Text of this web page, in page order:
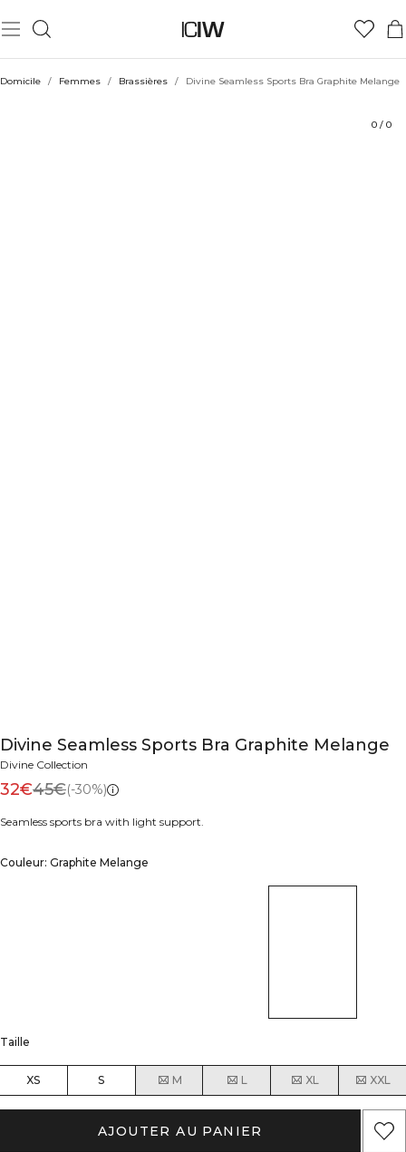
Domicile / Femmes / Brassières / Divine Seamless Sports Bra Graphite Melange
0 / 0
Divine Seamless Sports Bra Graphite Melange
Divine Collection
32€45€(-30%)
Seamless sports bra with light support.
Couleur: Graphite Melange
Taille
XS S M L XL XXL
AJOUTER AU PANIER